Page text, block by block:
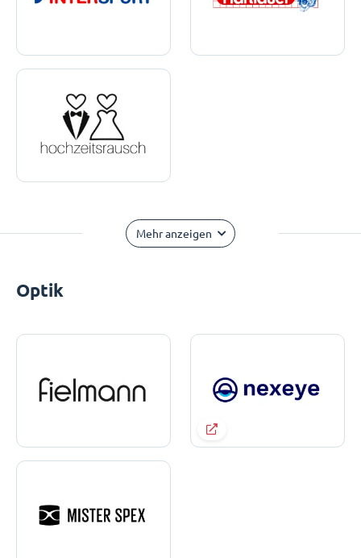
Mehr anzeigen
Optik